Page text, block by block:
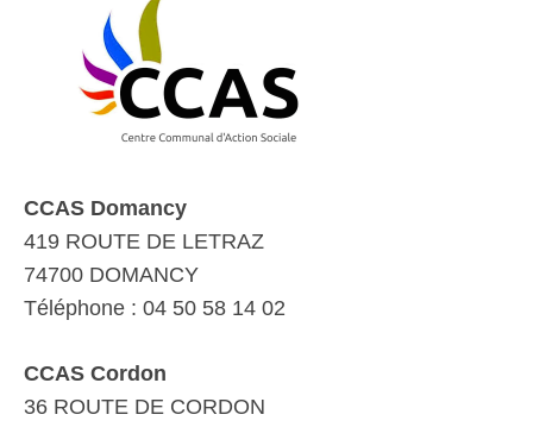
CCAS Domancy
419 ROUTE DE LETRAZ
74700 DOMANCY
Téléphone : 04 50 58 14 02
CCAS Cordon
36 ROUTE DE CORDON